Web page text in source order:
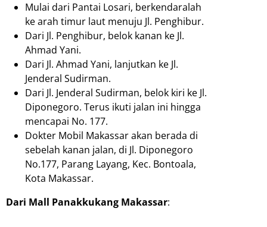
Mulai dari Pantai Losari, berkendaralah
ke arah timur laut menuju Jl. Penghibur.
Dari Jl. Penghibur, belok kanan ke Jl.
Ahmad Yani.
Dari Jl. Ahmad Yani, lanjutkan ke Jl.
Jenderal Sudirman.
Dari Jl. Jenderal Sudirman, belok kiri ke Jl.
Diponegoro. Terus ikuti jalan ini hingga
mencapai No. 177.
Dokter Mobil Makassar akan berada di
sebelah kanan jalan, di Jl. Diponegoro
No.177, Parang Layang, Kec. Bontoala,
Kota Makassar.
Dari Mall Panakkukang Makassar: